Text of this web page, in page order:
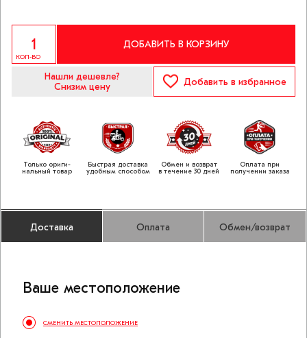
КОЛ-ВО
ДОБАВИТЬ В КОРЗИНУ
Нашли дешевле?
Снизим цену
Добавить в избранное
Только ориги­
нальный товар
Быстрая доставка
удобным способом
Обмен и возврат
в течение 30 дней
Оплата при
получении заказа
Доставка Оплата Обмен/возврат
Ваше меcто­положение
СМЕНИТЬ МЕСТОПОЛОЖЕНИЕ